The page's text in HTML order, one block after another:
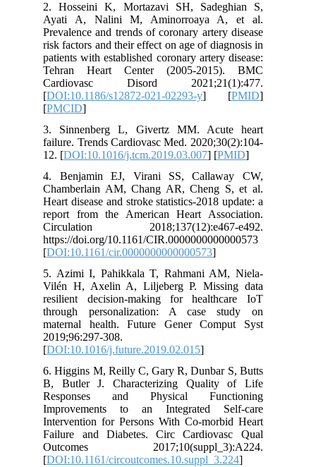
2. Hosseini K, Mortazavi SH, Sadeghian S,
Ayati A, Nalini M, Aminorroaya A, et al.
Prevalence and trends of coronary artery disease
risk factors and their effect on age of diagnosis in
patients with established coronary artery disease:
Tehran Heart Center (2005-2015). BMC
Cardiovasc Disord 2021;21(1):477.
[DOI:10.1186/s12872-021-02293-y ] [PMID
[PMCID
3. Sinnenberg L, Givertz MM. Acute heart
failure. Trends Cardiovasc Med. 2020;30(2):104-
12. [DOI:10.1016/j.tcm.2019.03.007] [PMID
4. Benjamin EJ, Virani SS, Callaway CW,
Chamberlain AM, Chang AR, Cheng S, et al.
Heart disease and stroke statistics-2018 update: a
report from the American Heart Association.
Circulation 2018;137(12):e467-e492.
https://doi.org/10.1161/CIR.0000000000000573
[DOI:10.1161/cir.0000000000000573
5. Azimi I, Pahikkala T, Rahmani AM, Niela-
Vilén H, Axelin A, Liljeberg P. Missing data
resilient decision-making for healthcare IoT
through personalization: A case study on
maternal health. Future Gener Comput Syst
2019;96:297-308.
[DOI:10.1016/j.future.2019.02.015
6. Higgins M, Reilly C, Gary R, Dunbar S, Butts
B, Butler J. Characterizing Quality of Life
Responses and Physical Functioning
Improvements to an Integrated Self-care
Intervention for Persons With Co-morbid Heart
Failure and Diabetes. Circ Cardiovasc Qual
Outcomes 2017;10(suppl_3):A224.
[DOI:10.1161/circoutcomes.10.suppl_3.224